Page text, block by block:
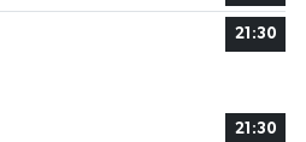
21:30
21:30